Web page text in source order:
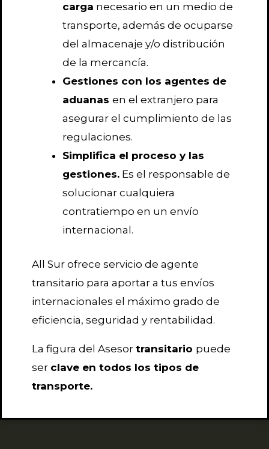
carga necesario en un medio de
transporte, además de ocuparse
del almacenaje y/o distribución
de la mercancía.
Gestiones con los agentes de
aduanas en el extranjero para
asegurar el cumplimiento de las
regulaciones.
Simplifica el proceso y las
gestiones. Es el responsable de
solucionar cualquiera
contratiempo en un envío
internacional.
All Sur ofrece servicio de agente
transitario para aportar a tus envíos
internacionales el máximo grado de
eficiencia, seguridad y rentabilidad.
La figura del Asesor transitario puede
ser clave en todos los tipos de
transporte.